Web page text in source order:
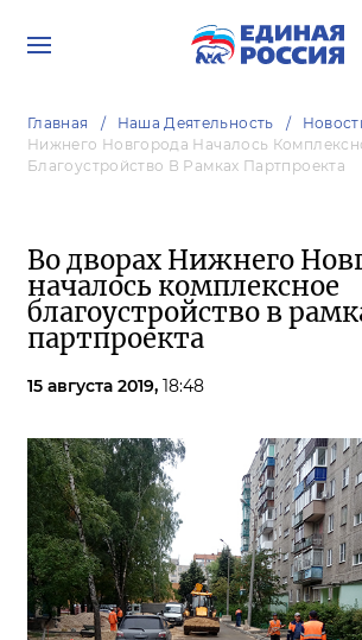
Главная Наша Деятельность
Нижнего Новгорода Началось
Благоустройство В Рамках Партпроекта
Во дворах Нижнего
началось комплексное
благоустройство в
партпроекта
15 августа 2019, 18:48